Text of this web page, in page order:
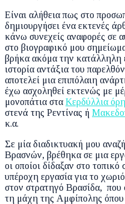
Είναι αλήθεια πως στο
δημιουργήσει ένα εκτενές
κάνω συνεχείς αναφορές σε
στο βιογραφικό μου
βρήκα ακόμα την κατάλληλη
ιστορία αντάξια του
αποτελεί μια επιπόλαιη
έχω ασχοληθεί εκτενώς με
μονοπάτια στα Κερδύλλια όρη
στενά της Ρεντίνας ή
κ.α.
Σε μία διαδικτυακή μου
Βρασνών, βρέθηκα σε μια
οι οποίοι δίδαξαν στο
υπέροχη εργασία για το
στον στρατηγό Βρασίδα, που
τη μάχη της Αμφίπολης